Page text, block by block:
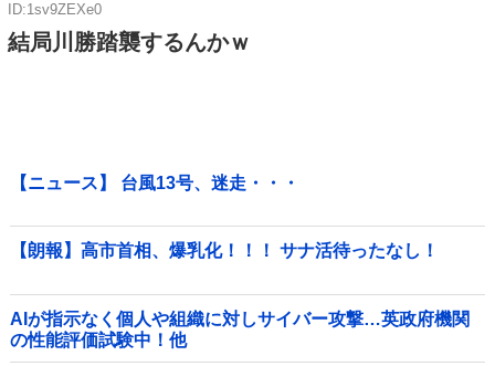
ID:1sv9ZEXe0
結局川勝踏襲するんかｗ
【ニュース】 台風13号、迷走・・・
【朗報】高市首相、爆乳化！！！ サナ活待ったなし！
AIが指示なく個人や組織に対しサイバー攻撃…英政府機関
の性能評価試験中！他